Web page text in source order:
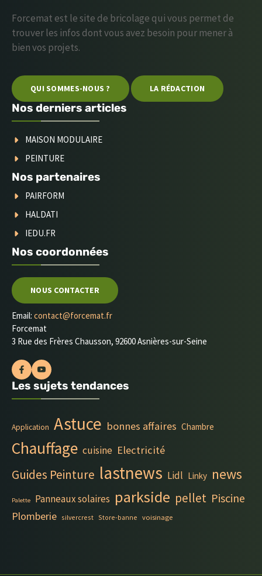
Forcemat est le site de bricolage qui vous permet de
trouver les infos dont vous avez besoin pour mener à
bien vos projets.
QUI SOMMES-NOUS ? LA RÉDACTION
Nos derniers articles
MAISON MODULAIRE
PEINTURE
Nos partenaires
PAIRFORM
HALDATI
IEDU.FR
Nos coordonnées
NOUS CONTACTER
Email: contact@forcemat.fr
Forcemat
3 Rue des Frères Chausson, 92600 Asnières-sur-Seine
Les sujets tendances
Application Astuce bonnes affaires Chambre
Chauffage cuisine Electricité
Guides Peinture lastnews Lidl Linky news
Palette Panneaux solaires parkside pellet Piscine
Plomberie silvercrest Store-banne voisinage